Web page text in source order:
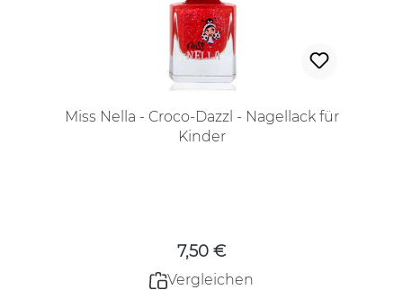
Miss Nella - Croco-Dazzl - Nagellack für
Kinder
7,50 €
Vergleichen